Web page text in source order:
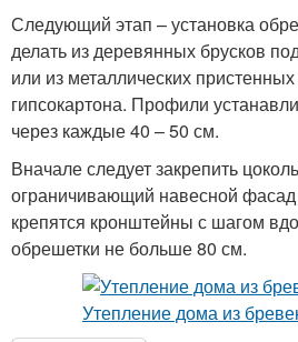
Следующий этап – установка
делать из деревянных брусков
или из металлических
гипсокартона. Профили
через каждые 40 – 50 см.
Вначале следует закрепить
ограничивающий навесной фасад
крепятся кронштейны с шагом
обрешетки не больше 80 см.